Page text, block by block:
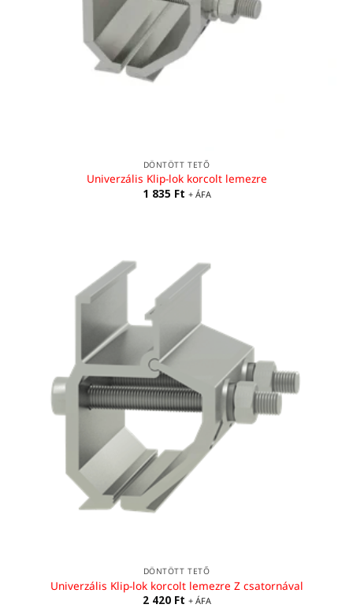
DÖNTÖTT TETŐ
Univerzális Klip-lok korcolt lemezre
1 835 Ft + ÁFA
DÖNTÖTT TETŐ
Univerzális Klip-lok korcolt lemezre Z csatornával
2 420 Ft + ÁFA